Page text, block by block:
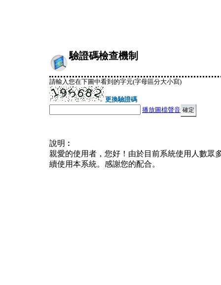
驗證碼檢查機制
請輸入您在下圖中看到的字元(字母區分大小寫)
更換驗證碼
播放圖檔聲音
說明︰
親愛的使用者，您好！由於目前系統使用人數眾
續使用本系統。感謝您的配合。